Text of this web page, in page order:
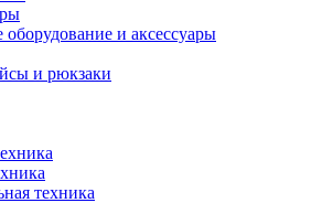
оборудование и аксессуары
и рюкзаки
техника